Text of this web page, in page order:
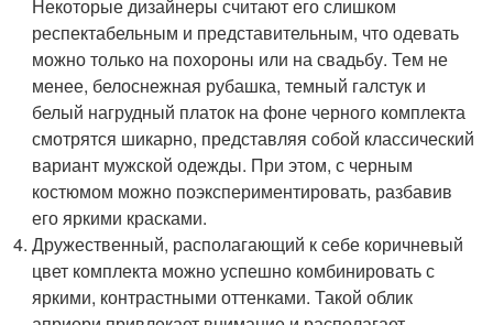
Некоторые дизайнеры считают его слишком
респектабельным и представительным, что одевать
можно только на похороны или на свадьбу. Тем не
менее, белоснежная рубашка, темный галстук и
белый нагрудный платок на фоне черного комплекта
смотрятся шикарно, представляя собой классический
вариант мужской одежды. При этом, с черным
костюмом можно поэкспериментировать, разбавив
его яркими красками.
Дружественный, располагающий к себе коричневый
цвет комплекта можно успешно комбинировать с
яркими, контрастными оттенками. Такой облик